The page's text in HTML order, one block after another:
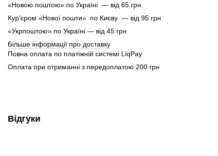
«Новою поштою» по Україні — від 65 грн.
Кур'єром «Нової пошти» по Києву — від 95 грн.
«Укрпоштою» по Україні — від 45 грн
Більше інформації про доставку
Повна оплата по платіжній системі LiqPay
Оплата при отриманні з передоплатою 200 грн
Відгуки